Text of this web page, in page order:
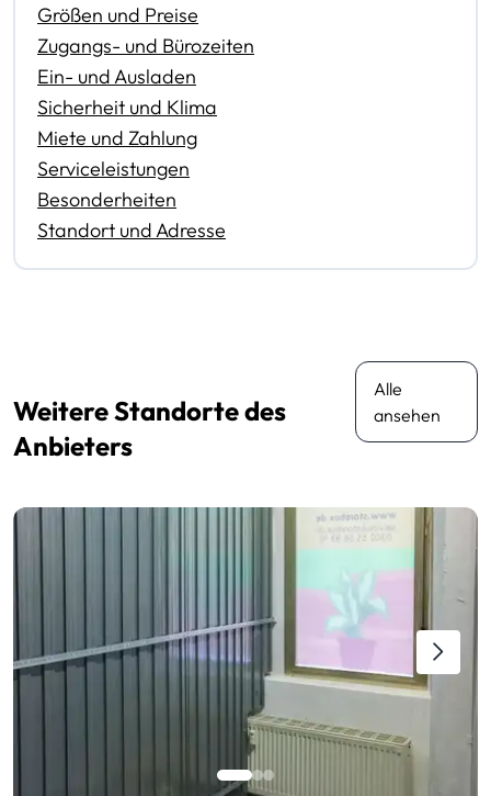
Größen und Preise
Zugangs- und Bürozeiten
Ein- und Ausladen
Sicherheit und Klima
Miete und Zahlung
Serviceleistungen
Besonderheiten
Standort und Adresse
Weitere Standorte des
Anbieters
Alle
ansehen